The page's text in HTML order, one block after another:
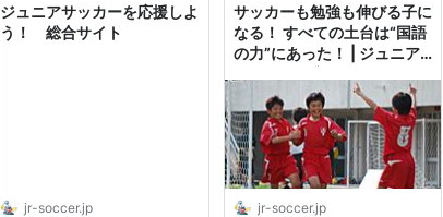
ジュニアサッカーを応援しよ
う！ 総合サイト
jr-soccer.jp
サッカーも勉強も伸びる子に
なる！ すべての土台は“国語
の力”にあった！ | ジュニア
jr-soccer.jp